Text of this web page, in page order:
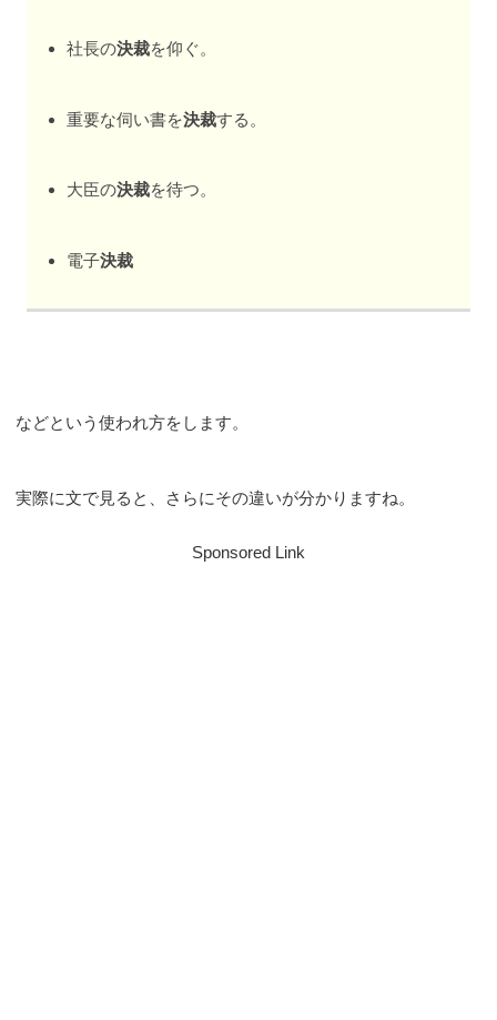
社長の決裁を仰ぐ。
重要な伺い書を決裁する。
大臣の決裁を待つ。
電子決裁
などという使われ方をします。
実際に文で見ると、さらにその違いが分かりますね。
Sponsored Link